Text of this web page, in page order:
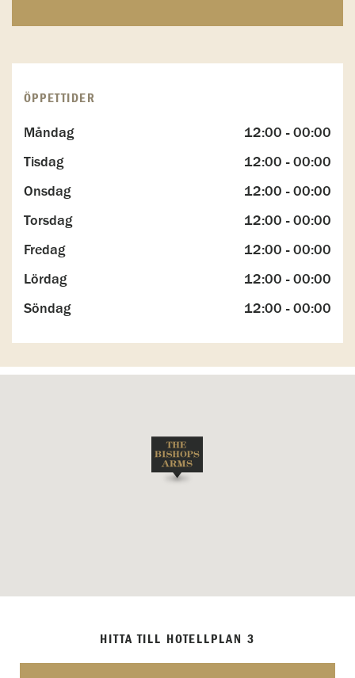
ÖPPETTIDER
Måndag
12:00 - 00:00
Tisdag
12:00 - 00:00
Onsdag
12:00 - 00:00
Torsdag
12:00 - 00:00
Fredag
12:00 - 00:00
Lördag
12:00 - 00:00
Söndag
12:00 - 00:00
HITTA TILL HOTELLPLAN 3